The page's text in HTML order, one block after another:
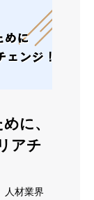
に、
アチ
人材業界